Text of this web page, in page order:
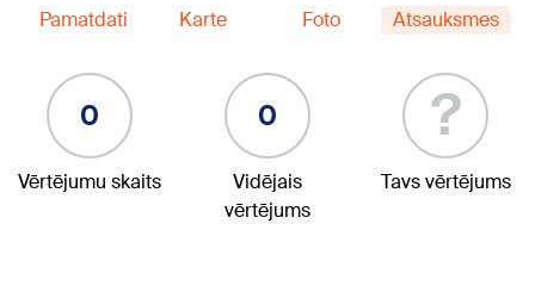
Pamatdati Karte Foto Atsauksmes
0
Vērtējumu skaits
0
Vidējais
vērtējums
?
Tavs vērtējums